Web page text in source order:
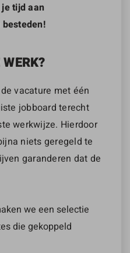
tijd aan
vacature met één
jobboard terecht
werkwijze. Hierdoor
niets geregeld te
garanderen dat de
we een selectie
die gekoppeld